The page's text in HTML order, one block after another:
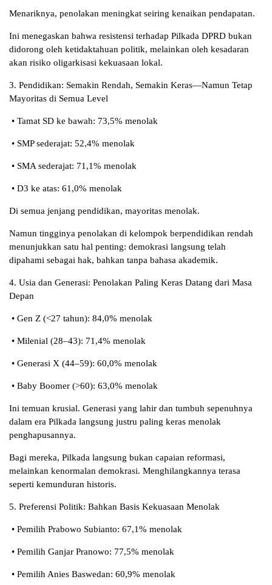
Menariknya, penolakan meningkat seiring kenaikan pendapatan.
Ini menegaskan bahwa resistensi terhadap Pilkada DPRD bukan
didorong oleh ketidaktahuan politik, melainkan oleh kesadaran
akan risiko oligarkisasi kekuasaan lokal.
3. Pendidikan: Semakin Rendah, Semakin Keras—Namun Tetap
Mayoritas di Semua Level
• Tamat SD ke bawah: 73,5% menolak
• SMP sederajat: 52,4% menolak
• SMA sederajat: 71,1% menolak
• D3 ke atas: 61,0% menolak
Di semua jenjang pendidikan, mayoritas menolak.
Namun tingginya penolakan di kelompok berpendidikan rendah
menunjukkan satu hal penting: demokrasi langsung telah
dipahami sebagai hak, bahkan tanpa bahasa akademik.
4. Usia dan Generasi: Penolakan Paling Keras Datang dari Masa
Depan
• Gen Z (<27 tahun): 84,0% menolak
• Milenial (28–43): 71,4% menolak
• Generasi X (44–59): 60,0% menolak
• Baby Boomer (>60): 63,0% menolak
Ini temuan krusial. Generasi yang lahir dan tumbuh sepenuhnya
dalam era Pilkada langsung justru paling keras menolak
penghapusannya.
Bagi mereka, Pilkada langsung bukan capaian reformasi,
melainkan kenormalan demokrasi. Menghilangkannya terasa
seperti kemunduran historis.
5. Preferensi Politik: Bahkan Basis Kekuasaan Menolak
• Pemilih Prabowo Subianto: 67,1% menolak
• Pemilih Ganjar Pranowo: 77,5% menolak
• Pemilih Anies Baswedan: 60,9% menolak